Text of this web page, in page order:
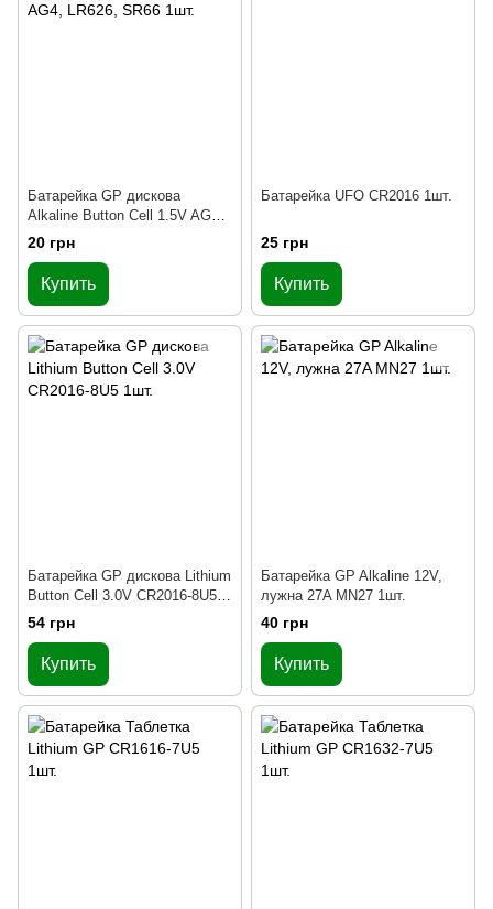
Батарейка GP дискова
Alkaline Button Cell 1.5V AG4,
LR626, SR66 1шт.
20 грн
Купить
Батарейка UFO CR2016 1шт.
25 грн
Купить
Батарейка GP дискова Lithium
Button Cell 3.0V CR2016-8U5
1шт.
54 грн
Купить
Батарейка GP Alkaline 12V,
лужна 27A MN27 1шт.
40 грн
Купить